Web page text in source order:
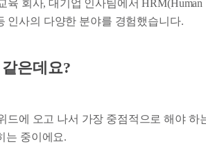
회사, 대기업 인사팀에서 HRM(Human
인사의 다양한 분야를 경험했습니다.
은데요?
드에 오고 나서 가장 중점적으로 해야 하
는 중이에요.